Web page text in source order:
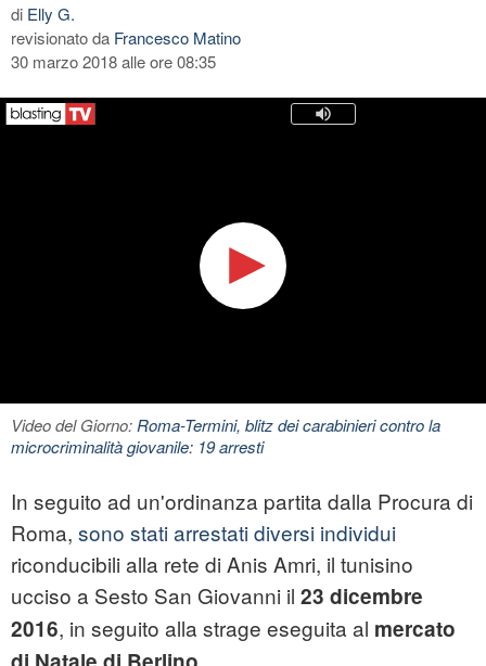
di Elly G.
revisionato da Francesco Matino
30 marzo 2018 alle ore 08:35
Video del Giorno:Roma-Termini, blitz dei carabinieri contro la
microcriminalità giovanile: 19 arresti
In seguito ad un'ordinanza partita dalla Procura di
Roma, sono stati arrestati diversi individui
riconducibili alla rete di Anis Amri, il tunisino
ucciso a Sesto San Giovanni il 23 dicembre
2016, in seguito alla strage eseguita al mercato